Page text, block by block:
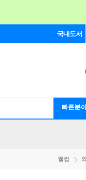
국내도서
빠른분
웰컴